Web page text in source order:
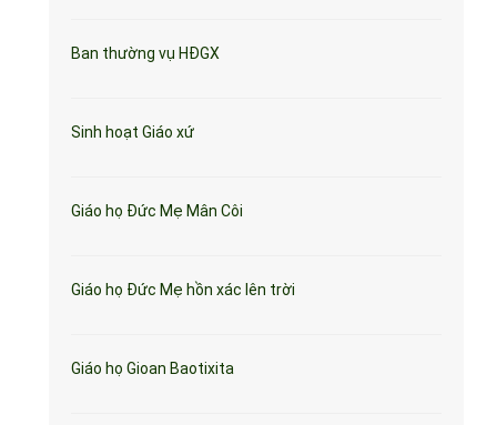
Ban thường vụ HĐGX
Sinh hoạt Giáo xứ
Giáo họ Đức Mẹ Mân Côi
Giáo họ Đức Mẹ hồn xác lên trời
Giáo họ Gioan Baotixita